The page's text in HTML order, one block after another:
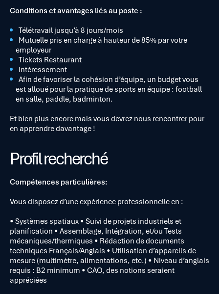
Conditions et avantages liés au poste :
Télétravail jusqu’à 8 jours/mois
Mutuelle pris en charge à hauteur de 85% par votre
employeur
Tickets Restaurant
Intéressement
Afin de favoriser la cohésion d’équipe, un budget vous
est alloué pour la pratique de sports en équipe : football
en salle, paddle, badminton.
Et bien plus encore mais vous devrez nous rencontrer pour
en apprendre davantage !
Profil recherché
Compétences particulières:
Vous disposez d’une expérience professionnelle en :
• Systèmes spatiaux • Suivi de projets industriels et
planification • Assemblage, Intégration, et/ou Tests
mécaniques/thermiques • Rédaction de documents
techniques Français/Anglais • Utilisation d’appareils de
mesure (multimètre, alimentations, etc.) • Niveau d’anglais
requis : B2 minimum • CAO, des notions seraient
appréciées